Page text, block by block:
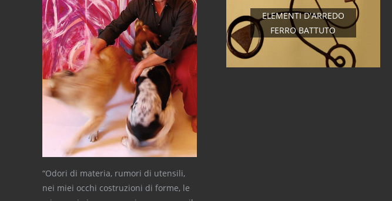
“Odori di materia, rumori di utensili,
nei miei occhi costruzioni di forme, le
ELEMENTI D'ARREDO
FERRO BATTUTO